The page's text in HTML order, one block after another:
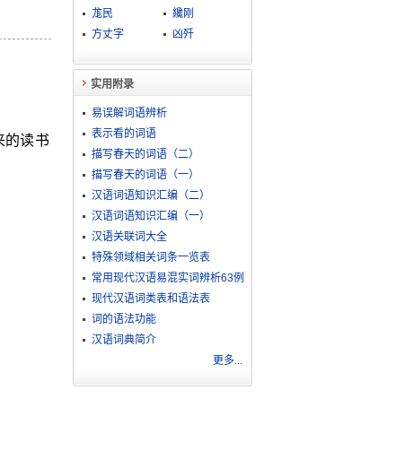
的读书
尨民
纔刚
方丈字
凶歼
实用附录
易误解词语辨析
表示看的词语
描写春天的词语（二）
描写春天的词语（一）
汉语词语知识汇编（二）
汉语词语知识汇编（一）
汉语关联词大全
特殊领域相关词条一览表
常用现代汉语易混实词辨析63例
现代汉语词类表和语法表
词的语法功能
汉语词典简介
更多...